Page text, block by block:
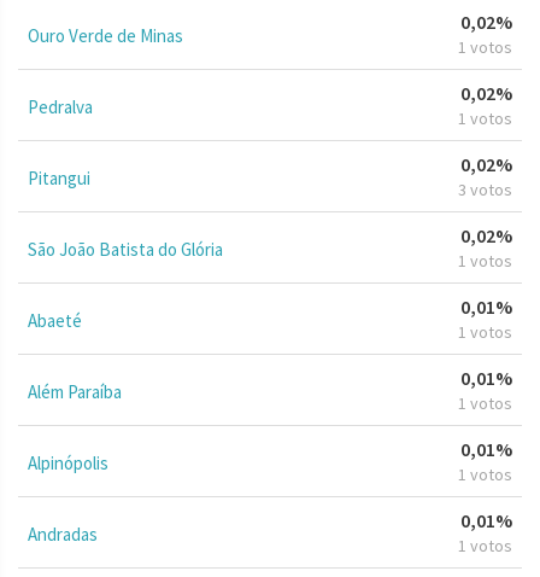
Ouro Verde de Minas
0,02%
1 votos
Pedralva
0,02%
1 votos
Pitangui
0,02%
3 votos
São João Batista do Glória
0,02%
1 votos
Abaeté
0,01%
1 votos
Além Paraíba
0,01%
1 votos
Alpinópolis
0,01%
1 votos
Andradas
0,01%
1 votos